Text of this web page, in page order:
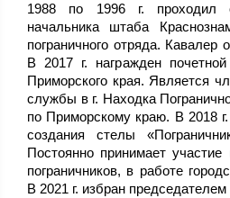
1988 по 1996 г. проходил
начальника штаба
пограничного отряда. Кавалер
В 2017 г. награжден почетной
Приморского края. Является
службы в г. Находка
по Приморскому краю. В 2018
создания стелы
Постоянно принимает
пограничников, в работе
В 2021 г. избран